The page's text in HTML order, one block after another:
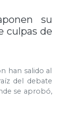
su
culpas de
han salido al
del debate
se aprobó,